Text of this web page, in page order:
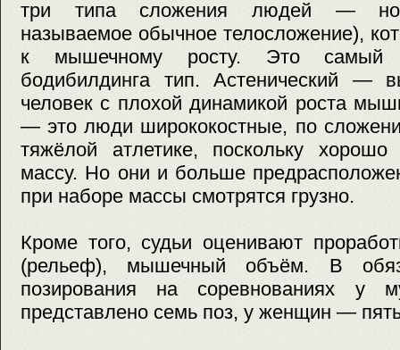
три типа сложения людей —
называемое обычное телосложение),
к мышечному росту. Это самый
бодибилдинга тип. Астенический —
человек с плохой динамикой роста
— это люди ширококостные, по
тяжёлой атлетике, поскольку
массу. Но они и больше
при наборе массы смотрятся грузно.
Кроме того, судьи оценивают
(рельеф), мышечный объём. В
позирования на соревнованиях у
представлено семь поз, у женщин —